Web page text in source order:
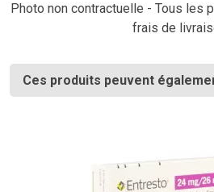
Photo non contractuelle - Tous les
frais de
Ces produits peuvent